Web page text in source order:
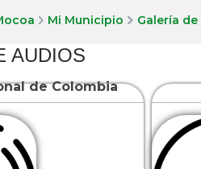
Mi Municipio Galería
AUDIO​S​
de Colombia